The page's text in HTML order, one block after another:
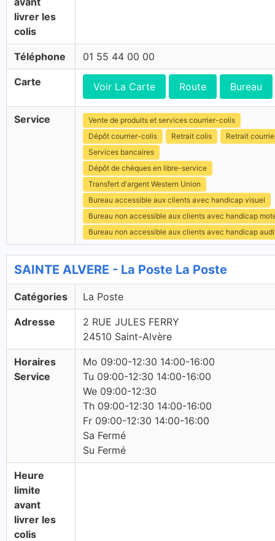
livrer les
colis
Téléphone 01 55 44 00 00
Carte Voir La Carte Route Bureau
Service
Vente de produits et services courrier-colis
Dépôt courrier-colis
Retrait colis
Retrait
Services bancaires
Dépôt de chèques en libre-service
Transfert d'argent Western Union
Bureau accessible aux clients avec handicap visuel
Bureau non accessible aux clients avec handicap
Bureau non accessible aux clients avec handicap
SAINTE ALVERE - La Poste La Poste
Catégories La Poste
Adresse
2 RUE JULES FERRY
24510 Saint-Alvère
Horaires
Service
Mo 09:00-12:30 14:00-16:00
Tu 09:00-12:30 14:00-16:00
We 09:00-12:30
Th 09:00-12:30 14:00-16:00
Fr 09:00-12:30 14:00-16:00
Sa Fermé
Su Fermé
Heure
limite
avant
livrer les
colis